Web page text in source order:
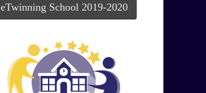
eTwinning School 2019-2020